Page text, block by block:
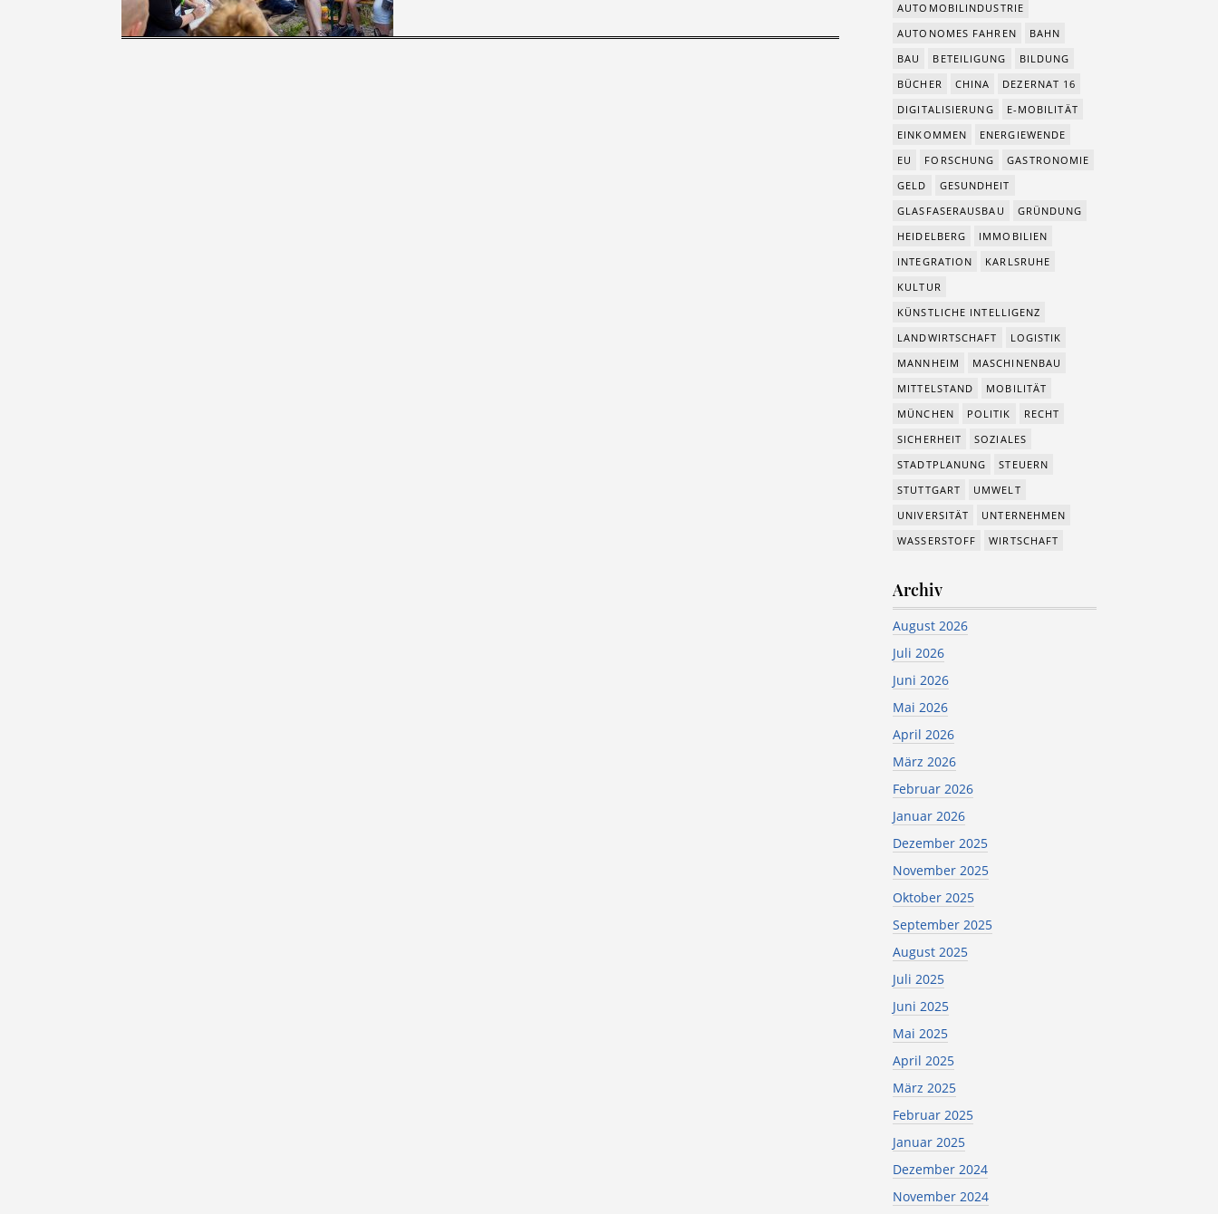
AUTOMOBILINDUSTRIE
AUTONOMES FAHREN
BAHN
BAU
BETEILIGUNG
BILDUNG
BÜCHER
CHINA
DEZERNAT 16
DIGITALISIERUNG
E-MOBILITÄT
EINKOMMEN
ENERGIEWENDE
EU
FORSCHUNG
GASTRONOMIE
GELD
GESUNDHEIT
GLASFASERAUSBAU
GRÜNDUNG
HEIDELBERG
IMMOBILIEN
INTEGRATION
KARLSRUHE
KULTUR
KÜNSTLICHE INTELLIGENZ
LANDWIRTSCHAFT
LOGISTIK
MANNHEIM
MASCHINENBAU
MITTELSTAND
MOBILITÄT
MÜNCHEN
POLITIK
RECHT
SICHERHEIT
SOZIALES
STADTPLANUNG
STEUERN
STUTTGART
UMWELT
UNIVERSITÄT
UNTERNEHMEN
WASSERSTOFF
WIRTSCHAFT
Archiv
August 2026
Juli 2026
Juni 2026
Mai 2026
April 2026
März 2026
Februar 2026
Januar 2026
Dezember 2025
November 2025
Oktober 2025
September 2025
August 2025
Juli 2025
Juni 2025
Mai 2025
April 2025
März 2025
Februar 2025
Januar 2025
Dezember 2024
November 2024